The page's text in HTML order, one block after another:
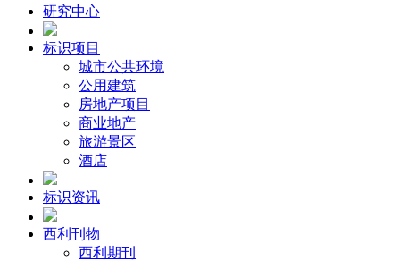
研究中心
标识项目
城市公共环境
公用建筑
房地产项目
商业地产
旅游景区
酒店
标识资讯
西利刊物
西利期刊